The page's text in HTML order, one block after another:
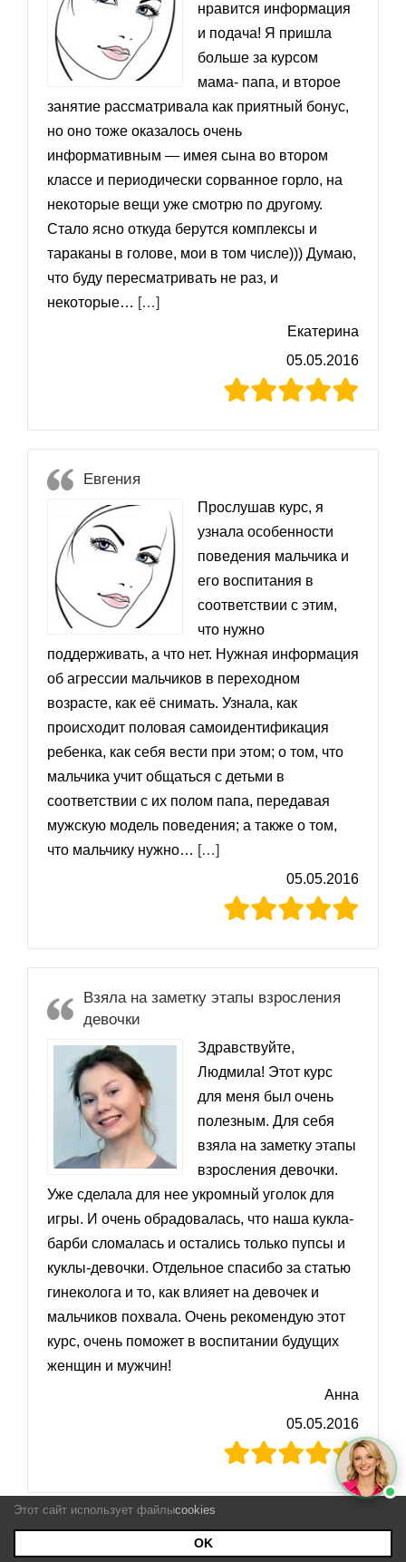
нравится информация
и подача! Я пришла
больше за курсом
мама- папа, и второе
занятие рассматривала как приятный бонус,
но оно тоже оказалось очень
информативным — имея сына во втором
классе и периодически сорванное горло, на
некоторые вещи уже смотрю по другому.
Стало ясно откуда берутся комплексы и
тараканы в голове, мои в том числе))) Думаю,
что буду пересматривать не раз, и
некоторые… […]«Стало ясно откуда берутся
Екатерина
05.05.2016
Евгения
Прослушав курс, я
узнала особенности
поведения мальчика и
его воспитания в
соответствии с этим,
что нужно
поддерживать, а что нет. Нужная информация
об агрессии мальчиков в переходном
возрасте, как её снимать. Узнала, как
происходит половая самоидентификация
ребенка, как себя вести при этом; о том, что
мальчика учит общаться с детьми в
соответствии с их полом папа, передавая
мужскую модель поведения; а также о том,
что мальчику нужно… […]«Евгения»
05.05.2016
Взяла на заметку этапы взросления
девочки
Здравствуйте,
Людмила! Этот курс
для меня был очень
полезным. Для себя
взяла на заметку этапы
взросления девочки.
Уже сделала для нее укромный уголок для
игры. И очень обрадовалась, что наша кукла-
барби сломалась и остались только пупсы и
куклы-девочки. Отдельное спасибо за статью
гинеколога и то, как влияет на девочек и
мальчиков похвала. Очень рекомендую этот
курс, очень поможет в воспитании будущих
женщин и мужчин!
Анна
05.05.2016
Оксана Вардалиева
Этот сайт использует файлыcookies
OK